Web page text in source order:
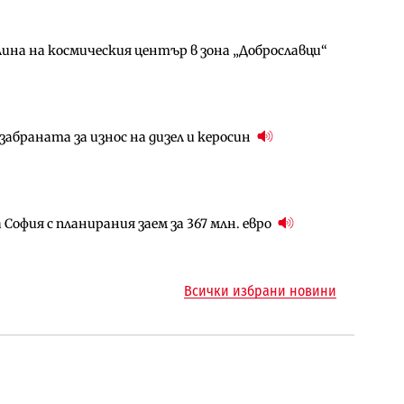
на космическия център в зона „Доброславци“
за износ на дизел и керосин
с планирания заем за 367 млн. евро
придобиване на Euroapi Italy
план за магистралата Русе – Велико
надзора на двете метростанции в „Люлин“
оценки на имотите може да бъдат
продължава да се охлажда (Графика)
езеро става част от бъдещата магистрала
Всички избрани новини